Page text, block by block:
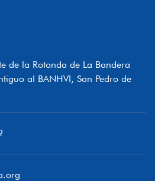
de la Rotonda de La Bandera
al BANHVI, San Pedro de